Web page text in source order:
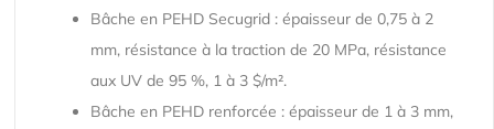
Bâche en PEHD Secugrid : épaisseur de 0,75 à 2
mm, résistance à la traction de 20 MPa, résistance
aux UV de 95 %, 1 à 3 $/m².
Bâche en PEHD renforcée : épaisseur de 1 à 3 mm,